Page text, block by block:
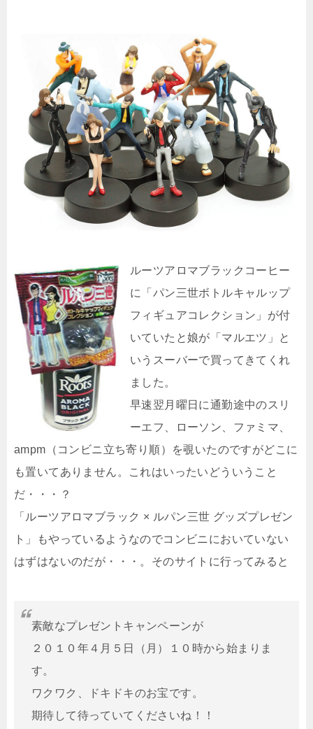
ルーツアロマブラックコーヒー
に「パン三世ボトルキャルップ
フィギュアコレクション」が付
いていたと娘が「マルエツ」と
いうスーバーで買ってきてくれ
ました。
早速翌月曜日に通勤途中のスリ
ーエフ、ローソン、ファミマ、
ampm（コンビニ立ち寄り順）を覗いたのですがどこに
も置いてありません。これはいったいどういうこと
だ・・・？
「ルーツアロマブラック × ルパン三世 グッズプレゼン
ト」もやっているようなのでコンビニにおいていない
はずはないのだが・・・。そのサイトに行ってみると
素敵なプレゼントキャンペーンが
２０１０年４月５日（月）１０時から始まりま
す。
ワクワク、ドキドキのお宝です。
期待して待っていてくださいね！！